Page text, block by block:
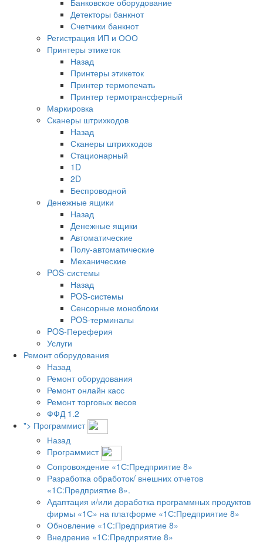
Детекторы банкнот
Счетчики банкнот
Регистрация ИП и ООО
Принтеры этикеток
Назад
Принтеры этикеток
Принтер термопечать
Принтер термотрансферный
Маркировка
Сканеры штрихкодов
Назад
Сканеры штрихкодов
Стационарный
1D
2D
Беспроводной
Денежные ящики
Назад
Денежные ящики
Автоматические
Полу-автоматические
Механические
POS-системы
Назад
POS-системы
Сенсорные моноблоки
POS-терминалы
POS-Переферия
Услуги
Ремонт оборудования
Назад
Ремонт оборудования
Ремонт онлайн касс
Ремонт торговых весов
ФФД 1.2
"> Программист
Назад
Программист
Сопровождение «1С:Предприятие 8»
Разработка обработок/ внешних отчетов
«1С:Предприятие 8».
Адаптация и/или доработка программных продуктов
фирмы «1С» на платформе «1С:Предприятие 8»
Обновление «1С:Предприятие 8»
Внедрение «1С:Предприятие 8»